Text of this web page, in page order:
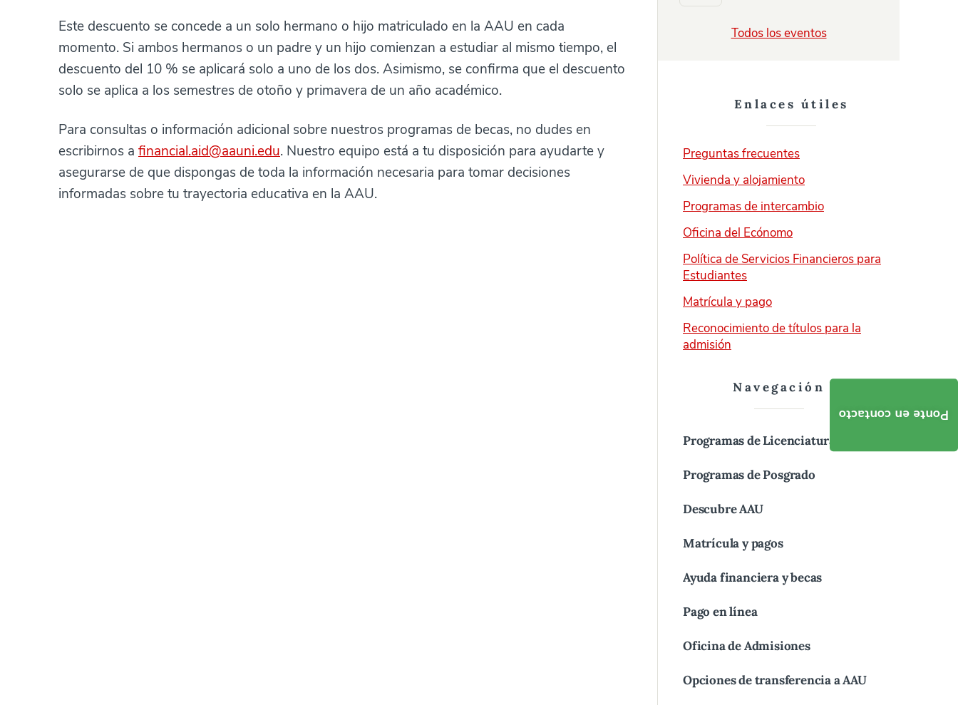
Este descuento se concede a un solo hermano o hijo matriculado en la AAU en cada
momento. Si ambos hermanos o un padre y un hijo comienzan a estudiar al mismo tiempo, el
descuento del 10 % se aplicará solo a uno de los dos. Asimismo, se confirma que el descuento
solo se aplica a los semestres de otoño y primavera de un año académico.
Para consultas o información adicional sobre nuestros programas de becas, no dudes en
escribirnos a financial.aid@aauni.edu. Nuestro equipo está a tu disposición para ayudarte y
asegurarse de que dispongas de toda la información necesaria para tomar decisiones
informadas sobre tu trayectoria educativa en la AAU.
Todos los eventos
Enlaces útiles
Preguntas frecuentes
Vivienda y alojamiento
Programas de intercambio
Oficina del Ecónomo
Política de Servicios Financieros para
Estudiantes
Matrícula y pago
Reconocimiento de títulos para la
admisión
Navegación
Programas de Licenciatura (Bachelor)
Programas de Posgrado
Descubre AAU
Matrícula y pagos
Ayuda financiera y becas
Pago en línea
Oficina de Admisiones
Opciones de transferencia a AAU
Ponte en contacto